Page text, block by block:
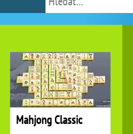
Mahjong Classic